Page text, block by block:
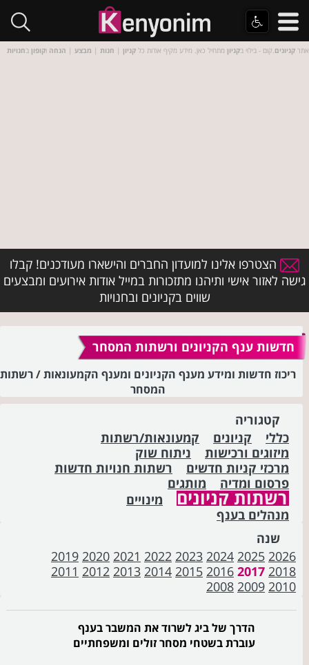
אתר קניונים.קום - בילוי בקניון מתחיל כאן. מידע מקיף אודות כל קניון | חנות | מבצע | הנחה וקופון בחנויות
הצטרפו אלינו למועדון החברים והישארו מעודכנים! קבלו
גישה לאזור אישי ותיהנו מתזכורות במייל אודות אירועים ומבצעים
שווים בקניונים ובחנויות
חדשות ענף הקניונים ורשתות המסחר
ריכוז חדשות ומידע מענף הקניונים ומענף הקמעונאות / רשתות
המסחר
קטגוריה
כללי
קניונים
קמעונאות/רשתות
מיזוגים ורכישות
ניתוח שוק
מרכזי קניות חדשים
רשתות חנויות חדשות
פרסום ומדיה
מותגים
רשתות קניונים
מינויים
מנהלים בענף
שנה
2026
2025
2024
2023
2022
2021
2020
2019
2018
2017
2016
2015
2014
2013
2012
2011
2010
2009
2008
הדרך של ביג לשרוד את המשבר בענף
עוברת בשטחי מסחר זולים ומשפחתיים